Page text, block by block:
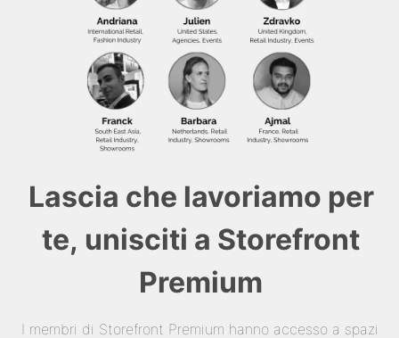
Lascia che lavoriamo per
te, unisciti a Storefront
Premium
I membri di Storefront Premium hanno accesso a spazi